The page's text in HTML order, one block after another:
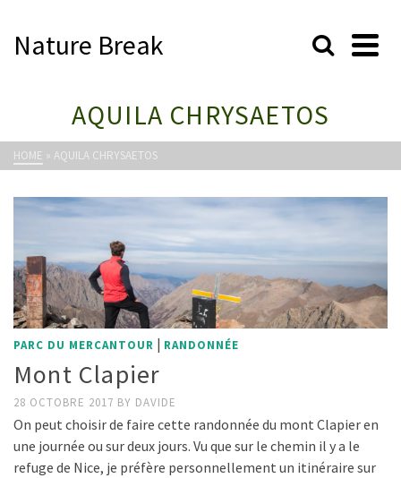
Nature Break
AQUILA CHRYSAETOS
HOME » AQUILA CHRYSAETOS
PARC DU MERCANTOUR | RANDONNÉE
Mont Clapier
28 OCTOBRE 2017 BY DAVIDE
On peut choisir de faire cette randonnée du mont Clapier en
une journée ou sur deux jours. Vu que sur le chemin il y a le
refuge de Nice, je préfère personnellement un itinéraire sur